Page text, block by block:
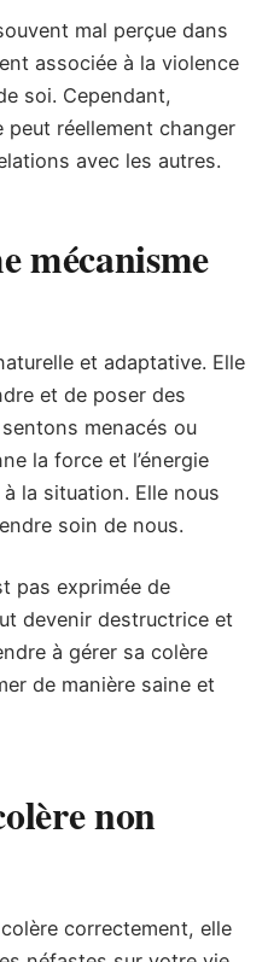
mal perçue dans
associée à la violence
soi. Cependant,
peut réellement changer
avec les autres.
mécanisme
et adaptative. Elle
et de poser des
menacés ou
la force et l’énergie
la situation. Elle nous
soin de nous.
pas exprimée de
devenir destructrice et
à gérer sa colère
de manière saine et
non
correctement, elle